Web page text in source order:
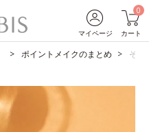
マイページ
0
カート
ポイントメイクのまとめ その